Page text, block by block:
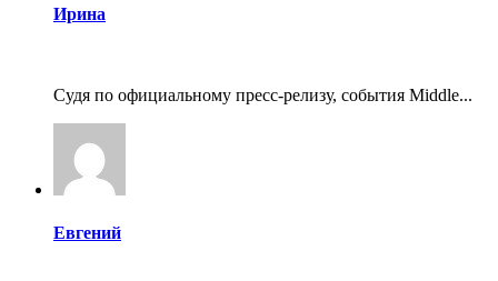
Ирина
Судя по официальному пресс-релизу, события Middle...
Евгений